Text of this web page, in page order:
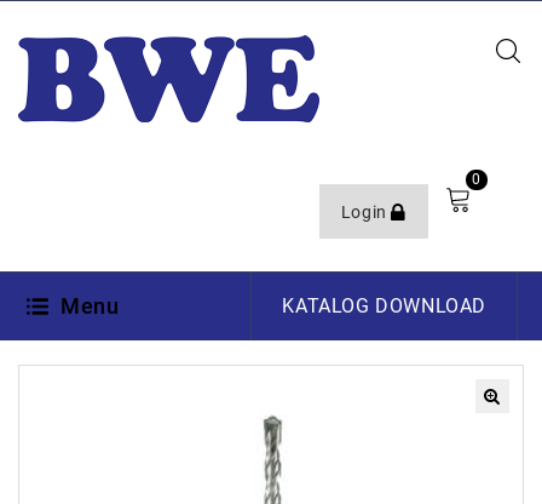
Login
0
Menu KATALOG DOWNLOAD